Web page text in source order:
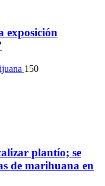
exposición
150
plantío; se
de marihuana en